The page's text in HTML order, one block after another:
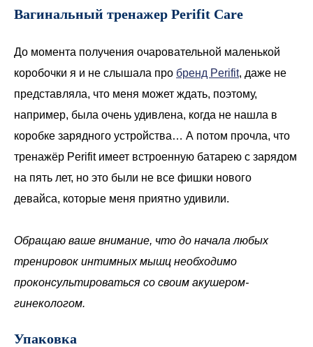
Вагинальный тренажер Perifit Care
До момента получения очаровательной маленькой
коробочки я и не слышала про бренд Perifit, даже не
представляла, что меня может ждать, поэтому,
например, была очень удивлена, когда не нашла в
коробке зарядного устройства… А потом прочла, что
тренажёр Perifit имеет встроенную батарею с зарядом
на пять лет, но это были не все фишки нового
девайса, которые меня приятно удивили.
Обращаю ваше внимание, что до начала любых
тренировок интимных мышц необходимо
проконсультироваться со своим акушером-
гинекологом.
Упаковка